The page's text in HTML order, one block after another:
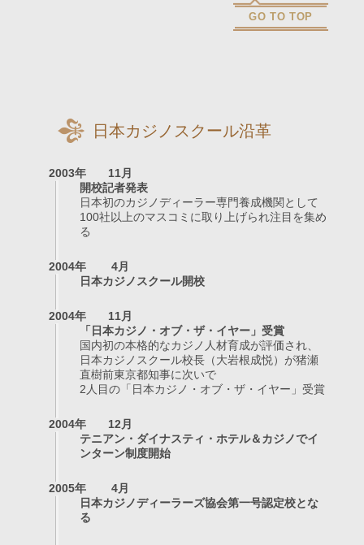
GO TO TOP
日本カジノスクール沿革
2003年
11月
開校記者発表
日本初のカジノディーラー専門養成機関として
100社以上のマスコミに取り上げられ注目を集め
る
2004年
4月
日本カジノスクール開校
2004年
11月
「日本カジノ・オブ・ザ・イヤー」受賞
国内初の本格的なカジノ人材育成が評価され、
日本カジノスクール校長（大岩根成悦）が猪瀬
直樹前東京都知事に次いで
2人目の「日本カジノ・オブ・ザ・イヤー」受賞
2004年
12月
テニアン・ダイナスティ・ホテル＆カジノでイ
ンターン制度開始
2005年
4月
日本カジノディーラーズ協会第一号認定校とな
る